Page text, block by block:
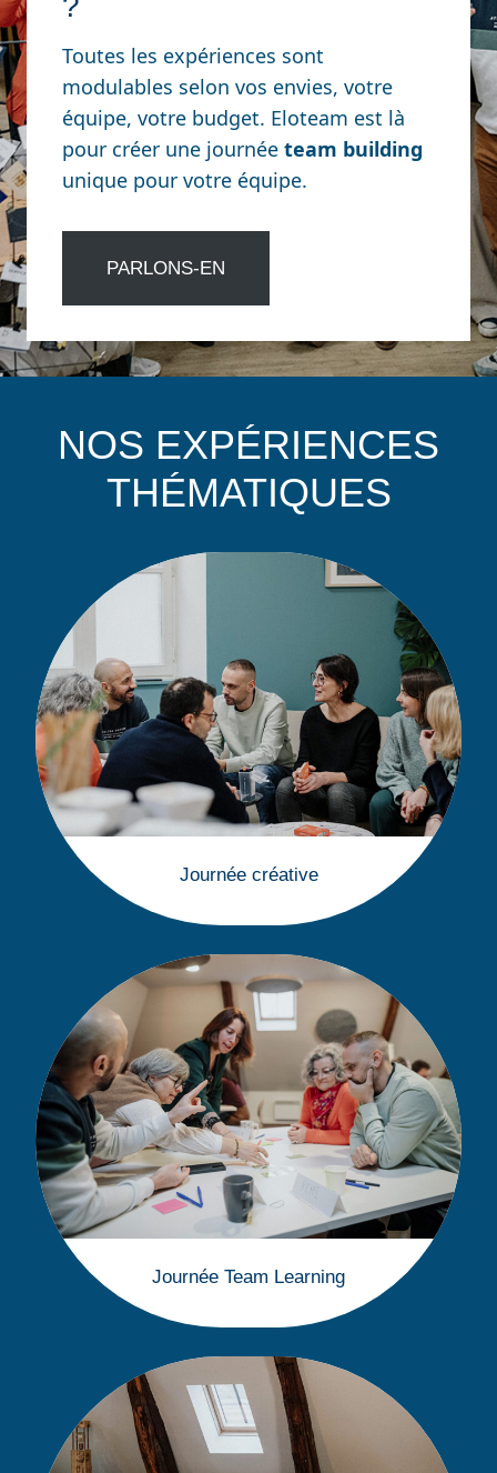
Toutes les expériences sont
modulables selon vos envies, votre
équipe, votre budget. Eloteam est là
pour créer une journée team building
unique pour votre équipe.
PARLONS-EN
NOS EXPÉRIENCES
THÉMATIQUES
Journée créative
Journée Team Learning